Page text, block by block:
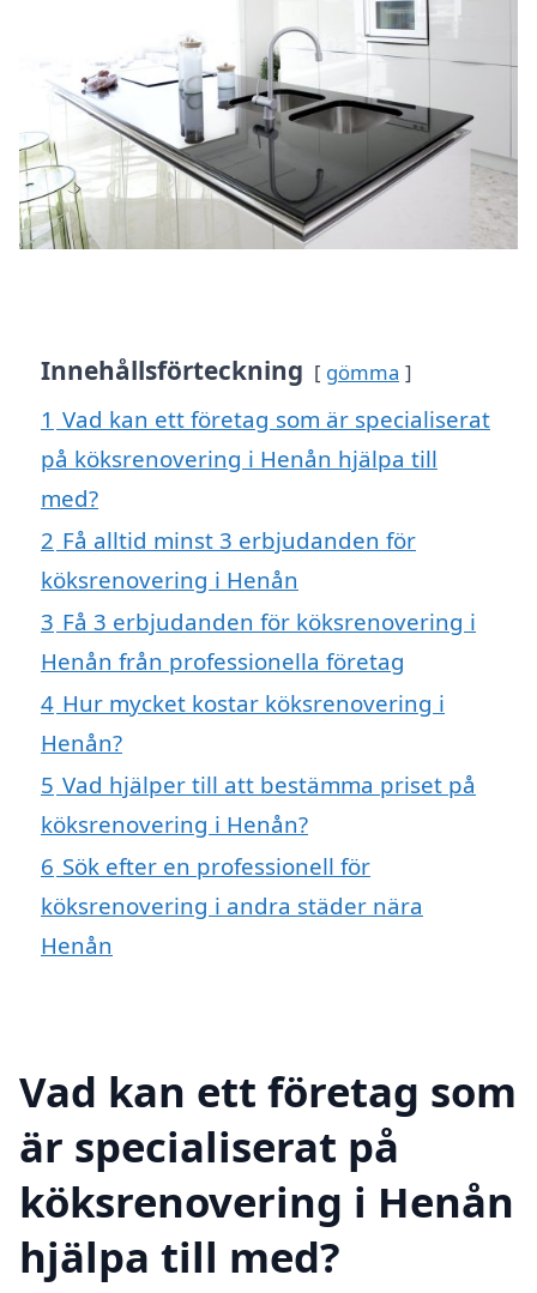
Innehållsförteckning gömma
1 Vad kan ett företag som är specialiserat
på köksrenovering i Henån hjälpa till
med?
2 Få alltid minst 3 erbjudanden för
köksrenovering i Henån
3 Få 3 erbjudanden för köksrenovering i
Henån från professionella företag
4 Hur mycket kostar köksrenovering i
Henån?
5 Vad hjälper till att bestämma priset på
köksrenovering i Henån?
6 Sök efter en professionell för
köksrenovering i andra städer nära
Henån
Vad kan ett företag som
är specialiserat på
köksrenovering i Henån
hjälpa till med?